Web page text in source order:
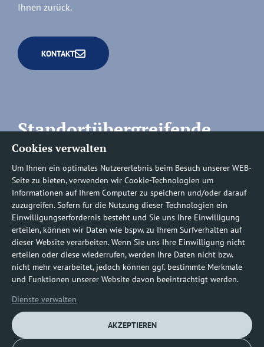
Cookies verwalten
Um Ihnen ein optimales Nutzererlebnis beim Besuch unserer WEB-
Seite zu bieten, verwenden wir Cookie-Technologien um
Informationen auf Ihrem Computer zu speichern und/oder darauf
zuzugreifen. Sofern für die Nutzung dieser Technologien ein
Einwilligungserfordernis besteht und Sie uns Ihre Einwilligung
erteilen, können wir Daten wie bspw. zu Ihrem Surfverhalten auf
dieser Website verarbeiten. Wenn Sie uns Ihre Einwilligung nicht
erteilen oder diese wiederrufen, werden Ihre Daten nicht bzw.
nicht mehr verarbeitet, jedoch können ggf. bestimmte Merkmale
und Funktionen unserer Website davon beeinträchtigt werden.
Dienste verwalten
AKZEPTIEREN
Ihnen zurück.
KONTAKT
Standortübergreifende
Rufnummern
Befundauskünfte/
Nachforderungen
0800 1219100-10